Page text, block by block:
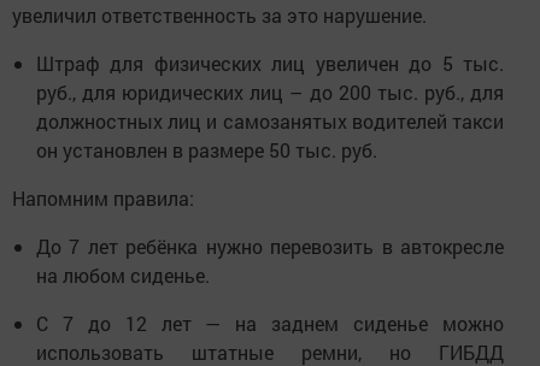
увеличил ответственность за это нарушение.
Штраф для физических лиц увеличен до 5 тыс.
руб., для юридических лиц – до 200 тыс. руб., для
должностных лиц и самозанятых водителей такси
он установлен в размере 50 тыс. руб.
Напомним правила:
До 7 лет ребёнка нужно перевозить в автокресле
на любом сиденье.
С 7 до 12 лет — на заднем сиденье можно
использовать штатные ремни, но ГИБДД